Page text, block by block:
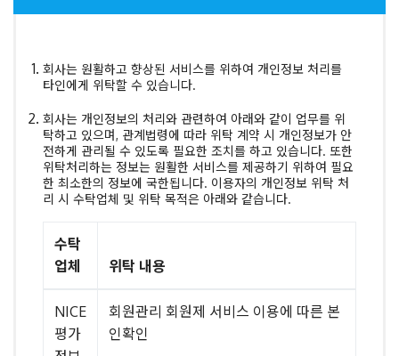
회사는 원활하고 향상된 서비스를 위하여 개인정보 처리를
타인에게 위탁할 수 있습니다.
회사는 개인정보의 처리와 관련하여 아래와 같이 업무를 위
탁하고 있으며, 관계법령에 따라 위탁 계약 시 개인정보가 안
전하게 관리될 수 있도록 필요한 조치를 하고 있습니다. 또한
위탁처리하는 정보는 원활한 서비스를 제공하기 위하여 필요
한 최소한의 정보에 국한됩니다. 이용자의 개인정보 위탁 처
리 시 수탁업체 및 위탁 목적은 아래와 같습니다.
수탁
업체
위탁 내용
NICE
평가
회원관리 회원제 서비스 이용에 따른 본
인확인